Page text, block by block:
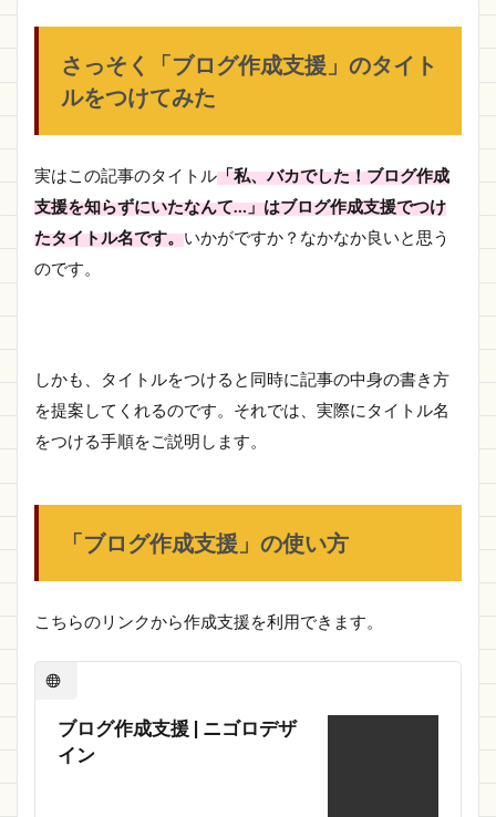
さっそく「ブログ作成支援」のタイト
ルをつけてみた
実はこの記事のタイトル「私、バカでした！ブログ作成
支援を知らずにいたなんて…」はブログ作成支援でつけ
たタイトル名です。いかがですか？なかなか良いと思う
のです。
しかも、タイトルをつけると同時に記事の中身の書き方
を提案してくれるのです。それでは、実際にタイトル名
をつける手順をご説明します。
「ブログ作成支援」の使い方
こちらのリンクから作成支援を利用できます。
ブログ作成支援 | ニゴロデザ
イン